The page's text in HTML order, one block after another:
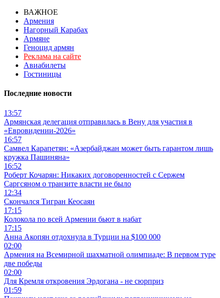
ВАЖНОЕ
Армения
Нагорный Карабах
Армяне
Геноцид армян
Реклама на сайте
Авиабилеты
Гостиницы
Последние новости
13:57
Армянская делегация отправилась в Вену для участия в
«Евровидении-2026»
16:57
Самвел Карапетян: «Азербайджан может быть гарантом лишь
кружка Пашиняна»
16:52
Роберт Кочарян: Никаких договоренностей с Сержем
Саргсяном о транзите власти не было
12:34
Скончался Тигран Кеосаян
17:15
Колокола по всей Армении бьют в набат
17:15
Анна Акопян отдохнула в Турции на $100 000
02:00
Армения на Всемирной шахматной олимпиаде: В первом туре
две победы
02:00
Для Кремля откровения Эрдогана - не сюрприз
01:59